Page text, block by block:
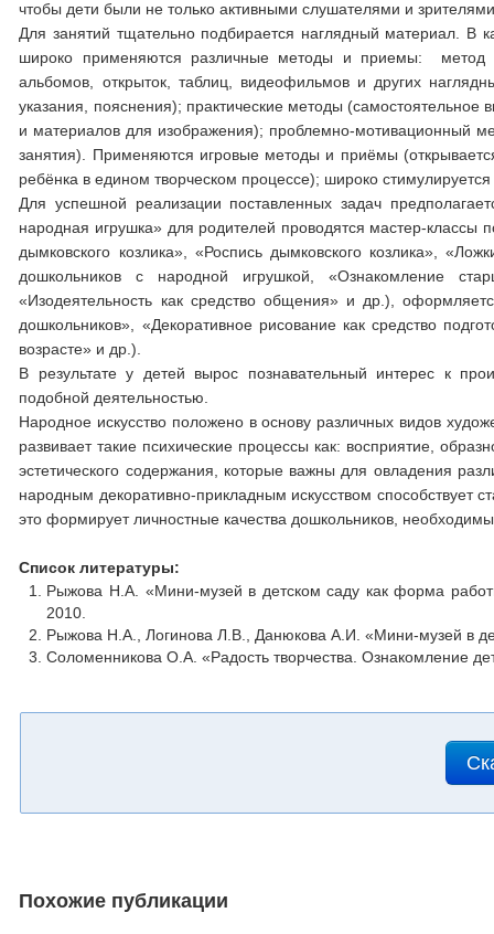
чтобы дети были не только активными слушателями и
Для занятий тщательно подбирается наглядный материал. В
широко применяются различные методы и приемы: метод
альбомов, открыток, таблиц, видеофильмов и других
указания, пояснения); практические методы
и материалов для изображения); проблемно-мотивационный
занятия). Применяются игровые методы и приёмы
ребёнка в едином творческом процессе); широко
Для успешной реализации поставленных задач
народная игрушка» для родителей проводятся мастер-
дымковского козлика», «Роспись дымковского козлика»,
дошкольников с народной игрушкой, «Ознакомление
«Изодеятельность как средство общения» и др.),
дошкольников», «Декоративное рисование как средство
возрасте» и др.).
В результате у детей вырос познавательный интерес к
подобной деятельностью.
Народное искусство положено в основу различных видов
развивает такие психические процессы как: восприятие,
эстетического содержания, которые важны для овладения
народным декоративно-прикладным искусством способствует
это формирует личностные качества дошкольников,
Список литературы:
Рыжова Н.А. «Мини-музей в детском саду как форма
2010.
Рыжова Н.А., Логинова Л.В., Данюкова А.И. «Мини-музей в
Соломенникова О.А. «Радость творчества. Ознакомление
Похожие публикации